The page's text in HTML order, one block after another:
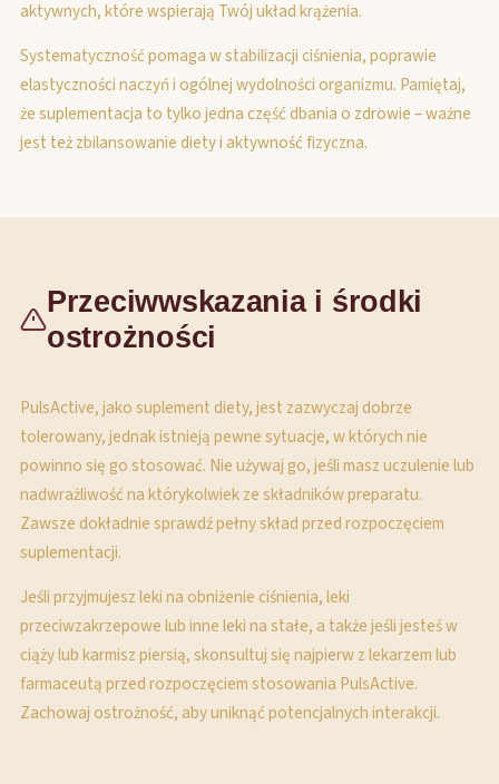
aktywnych, które wspierają Twój układ krążenia.
Systematyczność pomaga w stabilizacji ciśnienia, poprawie
elastyczności naczyń i ogólnej wydolności organizmu. Pamiętaj,
że suplementacja to tylko jedna część dbania o zdrowie – ważne
jest też zbilansowanie diety i aktywność fizyczna.
Przeciwwskazania i środki
ostrożności
PulsActive, jako suplement diety, jest zazwyczaj dobrze
tolerowany, jednak istnieją pewne sytuacje, w których nie
powinno się go stosować. Nie używaj go, jeśli masz uczulenie lub
nadwrażliwość na którykolwiek ze składników preparatu.
Zawsze dokładnie sprawdź pełny skład przed rozpoczęciem
suplementacji.
Jeśli przyjmujesz leki na obniżenie ciśnienia, leki
przeciwzakrzepowe lub inne leki na stałe, a także jeśli jesteś w
ciąży lub karmisz piersią, skonsultuj się najpierw z lekarzem lub
farmaceutą przed rozpoczęciem stosowania PulsActive.
Zachowaj ostrożność, aby uniknąć potencjalnych interakcji.